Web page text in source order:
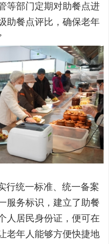
等部门定期对助餐点进
助餐点评比，确保老年
行统一标准、统一备案
服务标识，建立了助餐
人居民身份证，便可在
老年人能够方便快捷地